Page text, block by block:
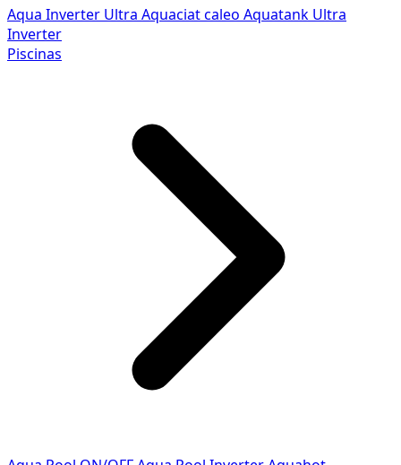
Aqua Inverter Ultra Aquaciat caleo Aquatank Ultra
Inverter
Piscinas